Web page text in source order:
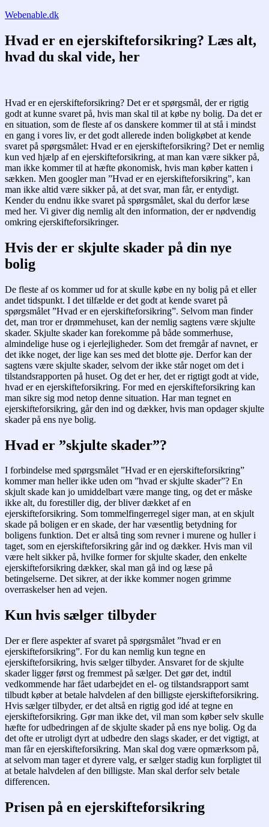
Fortsæt
indhold
Webenable.dk
Hvad er en ejerskifteforsikring? Læs alt,
hvad du skal vide, her
Hvad er en ejerskifteforsikring? Det er et spørgsmål, der er rigtig
godt at kunne svaret på, hvis man skal til at købe ny bolig. Da det er
en situation, som de fleste af os danskere kommer til at stå i mindst
en gang i vores liv, er det godt allerede inden boligkøbet at kende
svaret på spørgsmålet: Hvad er en ejerskifteforsikring? Det er nemlig
kun ved hjælp af en ejerskifteforsikring, at man kan være sikker på,
man ikke kommer til at hæfte økonomisk, hvis man køber katten i
sækken. Men googler man ”Hvad er en ejerskifteforsikring”, kan
man ikke altid være sikker på, at det svar, man får, er entydigt.
Kender du endnu ikke svaret på spørgsmålet, skal du derfor læse
med her. Vi giver dig nemlig alt den information, der er nødvendig
omkring ejerskifteforsikringer.
Hvis der er skjulte skader på din nye
bolig
De fleste af os kommer ud for at skulle købe en ny bolig på et eller
andet tidspunkt. I det tilfælde er det godt at kende svaret på
spørgsmålet ”Hvad er en ejerskifteforsikring”. Selvom man finder
det, man tror er drømmehuset, kan der nemlig sagtens være skjulte
skader. Skjulte skader kan forekomme på både sommerhuse,
almindelige huse og i ejerlejligheder. Som det fremgår af navnet, er
det ikke noget, der lige kan ses med det blotte øje. Derfor kan der
sagtens være skjulte skader, selvom der ikke står noget om det i
tilstandsrapporten på huset. Og det er her, det er rigtigt godt at vide,
hvad er en ejerskifteforsikring. For med en ejerskifteforsikring kan
man sikre sig mod netop denne situation. Har man tegnet en
ejerskifteforsikring, går den ind og dækker, hvis man opdager skjulte
skader på ens nye bolig.
Hvad er ”skjulte skader”?
I forbindelse med spørgsmålet ”Hvad er en ejerskifteforsikring”
kommer man heller ikke uden om ”hvad er skjulte skader”? En
skjult skade kan jo umiddelbart være mange ting, og det er måske
ikke alt, du forestiller dig, der bliver dækket af en
ejerskifteforsikring. Som tommelfingerregel siger man, at en skjult
skade på boligen er en skade, der har væsentlig betydning for
boligens funktion. Det er altså ting som revner i murene og huller i
taget, som en ejerskifteforsikring går ind og dækker. Hvis man vil
være helt sikker på, hvilke former for skjulte skader, den enkelte
ejerskifteforsikring dækker, skal man gå ind og læse på
betingelserne. Det sikrer, at der ikke kommer nogen grimme
overraskelser hen ad vejen.
Kun hvis sælger tilbyder
Der er flere aspekter af svaret på spørgsmålet ”hvad er en
ejerskifteforsikring”. For du kan nemlig kun tegne en
ejerskifteforsikring, hvis sælger tilbyder. Ansvaret for de skjulte
skader ligger først og fremmest på sælger. Det gør det, indtil
vedkommende har fået udarbejdet en el- og tilstandsrapport samt
tilbudt køber at betale halvdelen af den billigste ejerskifteforsikring.
Hvis sælger tilbyder, er det altså en rigtig god idé at tegne en
ejerskifteforsikring. Gør man ikke det, vil man som køber selv skulle
hæfte for udbedringen af de skjulte skader på ens nye bolig. Og da
det ofte er utroligt dyrt at udbedre den slags skader, er det vigtigt, at
man får en ejerskifteforsikring. Man skal dog være opmærksom på,
at selvom man tager et dyrere valg, er sælger stadig kun forpligtet til
at betale halvdelen af den billigste. Man skal derfor selv betale
differencen.
Prisen på en ejerskifteforsikring